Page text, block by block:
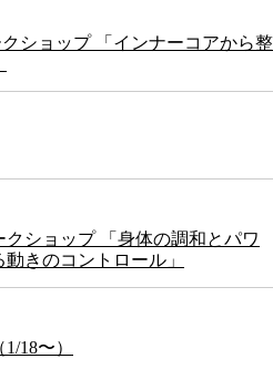
ショップ 「インナーコアから整
ショップ 「身体の調和とパワ
きのコントロール」
18〜）